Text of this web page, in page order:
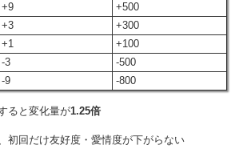
+9
+500
+3
+300
+1
+100
-3
-500
-9 -800
ると変化量が1.25倍
初回だけ友好度・愛情度が下がらない